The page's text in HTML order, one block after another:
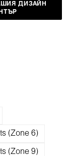
ДИЗАЙН
(Zone 6)
(Zone 9)